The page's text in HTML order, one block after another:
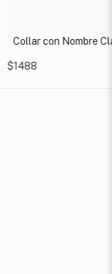
Collar con Nombre
$1488